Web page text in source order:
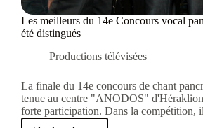
Les meilleurs du 14e Concours vocal
été distingués
Productions télévisées
La finale du 14e concours de chant
tenue au centre "ANODOS"
forte participation. Dans la compétition,